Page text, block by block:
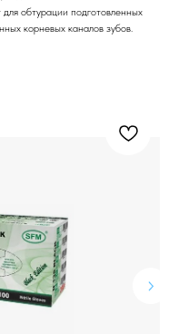
обтурации подготовленных
корневых каналов зубов.